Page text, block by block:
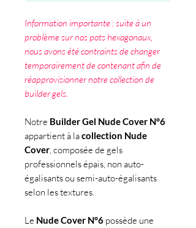
Information importante : suite à un
problème sur nos pots hexagonaux,
nous avons été contraints de changer
temporairement de contenant afin de
réapprovisionner notre collection de
builder gels.
Notre Builder Gel Nude Cover N°6
appartient à lacollection Nude
Cover, composée de gels
professionnels épais, non auto-
égalisants ou semi-auto-égalisants
selon les textures.
Le Nude Cover N°6 possède une